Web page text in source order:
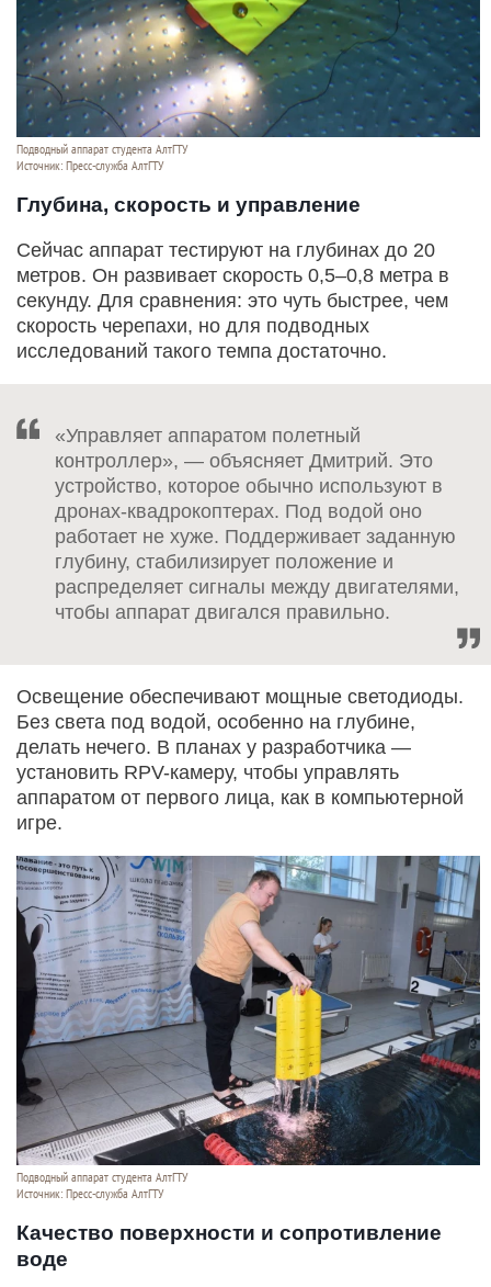
Подводный аппарат студента АлтГТУ
Источник: Пресс-служба АлтГТУ
Глубина, скорость и управление
Сейчас аппарат тестируют на глубинах до 20
метров. Он развивает скорость 0,5–0,8 метра в
секунду. Для сравнения: это чуть быстрее, чем
скорость черепахи, но для подводных
исследований такого темпа достаточно.
«Управляет аппаратом полетный
контроллер», — объясняет Дмитрий. Это
устройство, которое обычно используют в
дронах-квадрокоптерах. Под водой оно
работает не хуже. Поддерживает заданную
глубину, стабилизирует положение и
распределяет сигналы между двигателями,
чтобы аппарат двигался правильно.
Освещение обеспечивают мощные светодиоды.
Без света под водой, особенно на глубине,
делать нечего. В планах у разработчика —
установить RPV-камеру, чтобы управлять
аппаратом от первого лица, как в компьютерной
игре.
Подводный аппарат студента АлтГТУ
Источник: Пресс-служба АлтГТУ
Качество поверхности и сопротивление
воде